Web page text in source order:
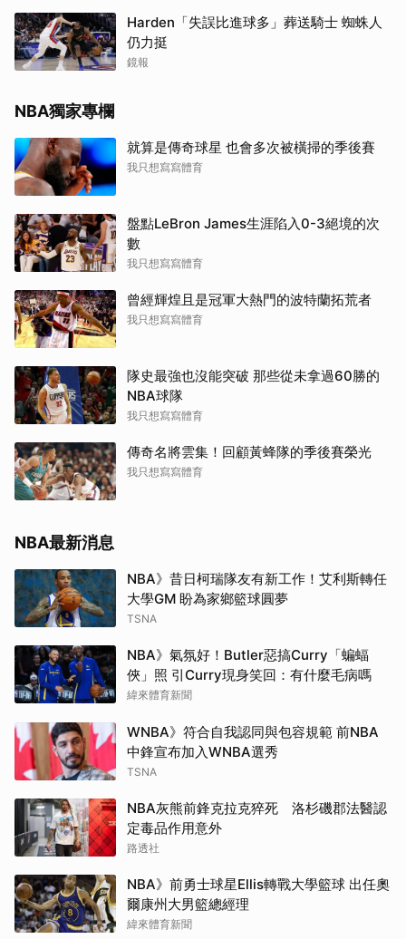
Harden「失誤比進球多」葬送騎士 蜘蛛人
仍力挺
鏡報
NBA獨家專欄
就算是傳奇球星 也會多次被橫掃的季後賽
我只想寫寫體育
盤點LeBron James生涯陷入0-3絕境的次
數
我只想寫寫體育
曾經輝煌且是冠軍大熱門的波特蘭拓荒者
我只想寫寫體育
隊史最強也沒能突破 那些從未拿過60勝的
NBA球隊
我只想寫寫體育
傳奇名將雲集！回顧黃蜂隊的季後賽榮光
我只想寫寫體育
NBA最新消息
NBA》昔日柯瑞隊友有新工作！艾利斯轉任
大學GM 盼為家鄉籃球圓夢
TSNA
NBA》氣氛好！Butler惡搞Curry「蝙蝠
俠」照 引Curry現身笑回：有什麼毛病嗎
緯來體育新聞
WNBA》符合自我認同與包容規範 前NBA
中鋒宣布加入WNBA選秀
TSNA
NBA灰熊前鋒克拉克猝死 洛杉磯郡法醫認
定毒品作用意外
路透社
NBA》前勇士球星Ellis轉戰大學籃球 出任奧
爾康州大男籃總經理
緯來體育新聞